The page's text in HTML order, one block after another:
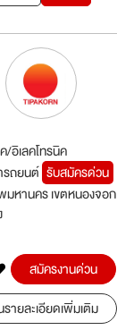
/อิเลคโทรนิค
รถยนต์ รับสมัครด่วน
มหานคร เขตหนองจอก
สมัครงานด่วน
ายละเอียดเพิ่มเติม